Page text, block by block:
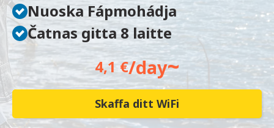
Nuoska Fápmohádja
Čatnas gitta 8 laitte
4,1 €/day~
Skaffa ditt WiFi